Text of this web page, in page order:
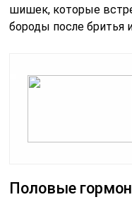
шишек, которые
бороды после бритья
Половые